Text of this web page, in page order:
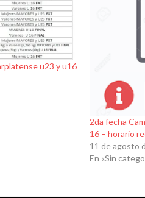
u23 y u16
2da fecha
16 – horario
11 de agosto
En «Sin